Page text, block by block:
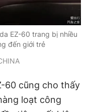
EZ-60 trang bị nhiều
đến giới trẻ
60 cũng cho thấy
loạt công